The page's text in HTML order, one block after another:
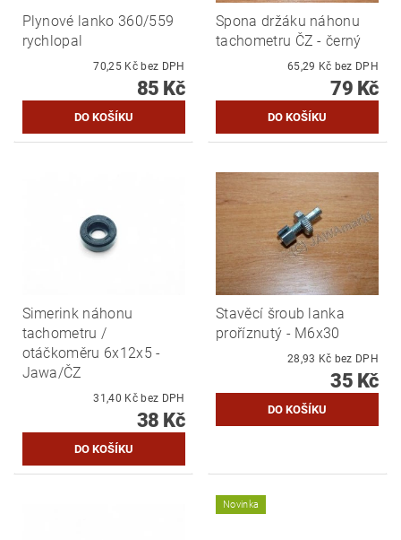
Plynové lanko 360/559
rychlopal
70,25 Kč bez DPH
85 Kč
Spona držáku náhonu
tachometru ČZ - černý
65,29 Kč bez DPH
79 Kč
Simerink náhonu
tachometru /
otáčkoměru 6x12x5 -
Jawa/ČZ
31,40 Kč bez DPH
38 Kč
Stavěcí šroub lanka
proříznutý - M6x30
28,93 Kč bez DPH
35 Kč
Novinka